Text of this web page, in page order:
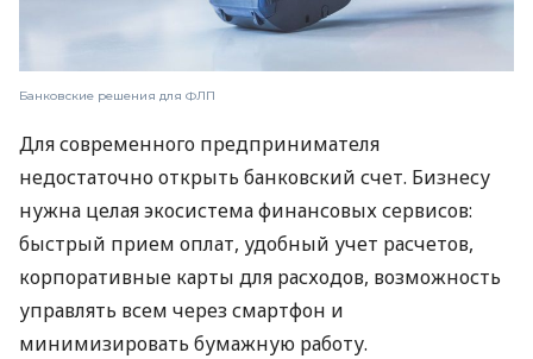
Банковские решения для ФЛП
Для современного предпринимателя
недостаточно открыть банковский счет. Бизнесу
нужна целая экосистема финансовых сервисов:
быстрый прием оплат, удобный учет расчетов,
корпоративные карты для расходов, возможность
управлять всем через смартфон и
минимизировать бумажную работу.